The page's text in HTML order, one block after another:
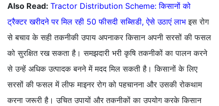
Also Read: Tractor Distribution Scheme: किसानों को
ट्रैक्टर खरीदने पर मिल रही 50 फीसदी सब्सिडी, ऐसे उठाएं लाभइस रोग
से बचाव के सही तकनीकी उपाय अपनाकर किसान अपनी सरसों की फसल
को सुरक्षित रख सकता है। समझदारी भरी कृषि तकनीकों का पालन करने
से उन्हें अधिक उत्पादक बनने में मदद मिल सकती है। किसानों के लिए
सरसों की फसल में लीफ माइनर रोग को पहचानना और उसकी रोकथाम
करना जरूरी है। उचित उपायों और तकनीकों का उपयोग करके किसान